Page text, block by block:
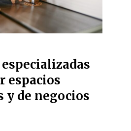
espacios
y de negocios